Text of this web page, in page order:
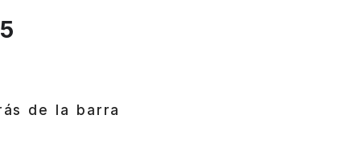
de la barra